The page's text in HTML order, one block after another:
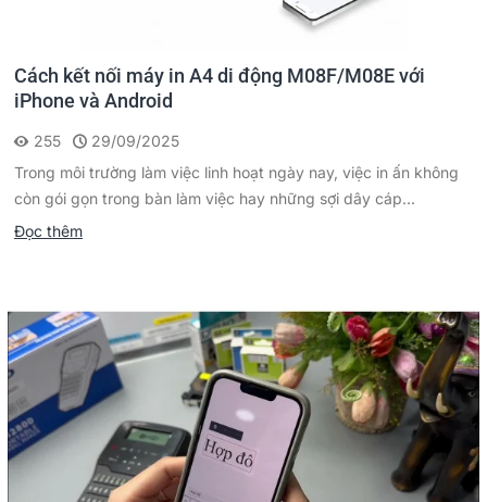
Cách kết nối máy in A4 di động M08F/M08E với
iPhone và Android
255
29/09/2025
Trong môi trường làm việc linh hoạt ngày nay, việc in ấn không
còn gói gọn trong bàn làm việc hay những sợi dây cáp...
Đọc thêm